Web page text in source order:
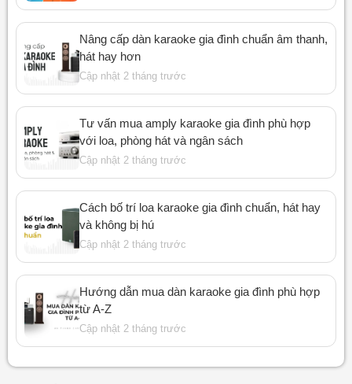
Nâng cấp dàn karaoke gia đình chuẩn âm thanh,
hát hay hơn
Cập nhật 2 tháng trước
Tư vấn mua amply karaoke gia đình phù hợp
với loa, phòng hát và ngân sách
Cập nhật 2 tháng trước
Cách bố trí loa karaoke gia đình chuẩn, hát hay
và không bị hú
Cập nhật 2 tháng trước
Hướng dẫn mua dàn karaoke gia đình phù hợp
từ A-Z
Cập nhật 2 tháng trước